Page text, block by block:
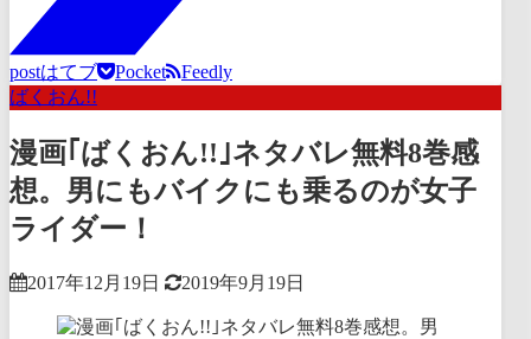
postはてブ Pocket
Feedly
ばくおん!!
漫画｢ばくおん!!｣ネタバレ無料8巻感
想。男にもバイクにも乗るのが女子
ライダー！
2017年12月19日 2019年9月19日